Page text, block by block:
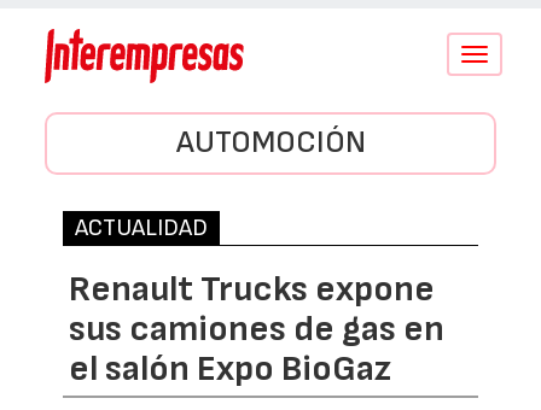
Conmutar
AUTOMOCIÓN
ACTUALIDAD
Renault Trucks expone
sus camiones de gas en
el salón Expo BioGaz